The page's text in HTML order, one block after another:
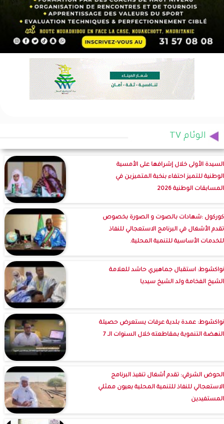
الوئام TV
السيدة الأولى خلال إشرافها على الأمسية
الوطنية للتميز احتفاء بنخبة المتميزين في
المسابقات الوطنية 2026
كوركول :شهادات بالصوت و الصورة بخصوص
تقدم الأشغال في البرنامج الاستعجالي للنفاذ
للخدمات الأساسية للتنمية المحلية.
نواكشوط: استقبال جماهيري حاشد للعلامة
الشيخ الفخامة ولد الشيخ سيديا
نواكشوط: عمدة بلدية عرفات يستعرض حصيلة
النهضة التنموية بمقاطعته خلال السنوات الـ 7
الحوض الشرقي: تقدم أشغال تنفيذ البرنامج
الاستعجالي للنفاذ للتنمية المحلية بعيون ممثلي
المستفيدين